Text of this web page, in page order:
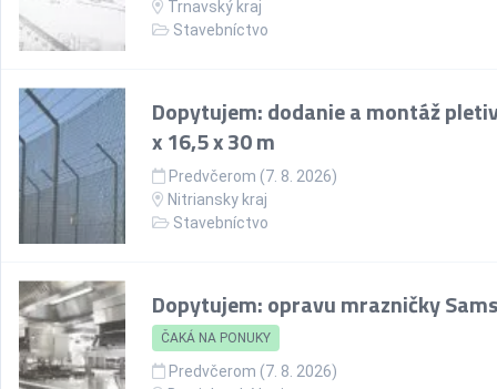
Trnavský kraj
Stavebníctvo
Dopytujem: dodanie a montáž
x 16,5 x 30 m
Predvčerom (7. 8. 2026)
Nitriansky kraj
Stavebníctvo
Dopytujem: opravu mrazničky
ČAKÁ NA PONUKY
Predvčerom (7. 8. 2026)